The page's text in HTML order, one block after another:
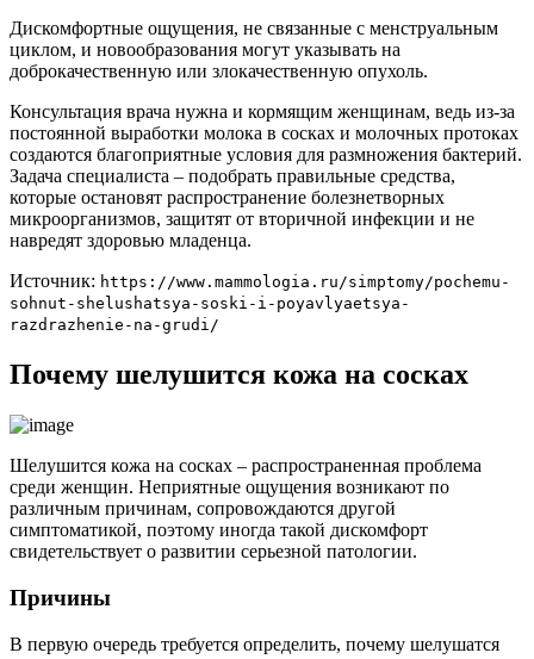
Дискомфортные ощущения, не связанные с менструальным
циклом, и новообразования могут указывать на
доброкачественную или злокачественную опухоль.
Консультация врача нужна и кормящим женщинам, ведь из-за
постоянной выработки молока в сосках и молочных протоках
создаются благоприятные условия для размножения бактерий.
Задача специалиста – подобрать правильные средства,
которые остановят распространение болезнетворных
микроорганизмов, защитят от вторичной инфекции и не
навредят здоровью младенца.
Источник: https://www.mammologia.ru/simptomy/pochemu-
sohnut-shelushatsya-soski-i-poyavlyaetsya-
razdrazhenie-na-grudi/
Почему шелушится кожа на сосках
Шелушится кожа на сосках – распространенная проблема
среди женщин. Неприятные ощущения возникают по
различным причинам, сопровождаются другой
симптоматикой, поэтому иногда такой дискомфорт
свидетельствует о развитии серьезной патологии.
Причины
В первую очередь требуется определить, почему шелушатся